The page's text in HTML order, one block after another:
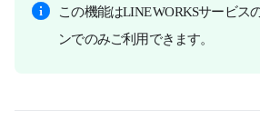
この機能はLINE WORKSサービス
ンでのみご利用できます。